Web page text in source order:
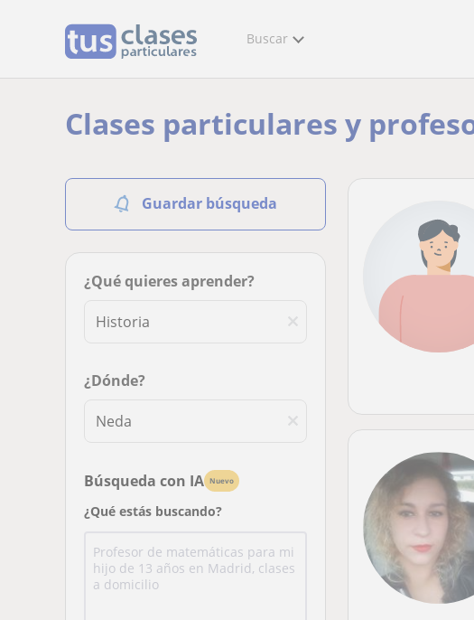
Buscar
Clases particulares y
Guardar búsqueda
¿Qué quieres aprender?
¿Dónde?
Búsqueda con IA Nuevo
¿Qué estás buscando?